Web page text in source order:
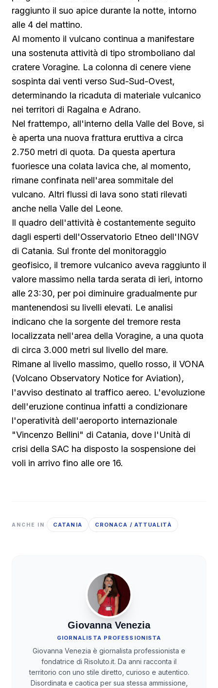
raggiunto il suo apice durante la notte, intorno
alle 4 del mattino.
Al momento il vulcano continua a manifestare
una sostenuta attività di tipo stromboliano dal
cratere Voragine. La colonna di cenere viene
sospinta dai venti verso Sud-Sud-Ovest,
determinando la ricaduta di materiale vulcanico
nei territori di Ragalna e Adrano.
Nel frattempo, all'interno della Valle del Bove, si
è aperta una nuova frattura eruttiva a circa
2.750 metri di quota. Da questa apertura
fuoriesce una colata lavica che, al momento,
rimane confinata nell'area sommitale del
vulcano. Altri flussi di lava sono stati rilevati
anche nella Valle del Leone.
Il quadro dell'attività è costantemente seguito
dagli esperti dell'Osservatorio Etneo dell'INGV
di Catania. Sul fronte del monitoraggio
geofisico, il tremore vulcanico aveva raggiunto il
valore massimo nella tarda serata di ieri, intorno
alle 23:30, per poi diminuire gradualmente pur
mantenendosi su livelli elevati. Le analisi
indicano che la sorgente del tremore resta
localizzata nell'area della Voragine, a una quota
di circa 3.000 metri sul livello del mare.
Rimane al livello massimo, quello rosso, il VONA
(Volcano Observatory Notice for Aviation),
l'avviso destinato al traffico aereo. L'evoluzione
dell'eruzione continua infatti a condizionare
l'operatività dell'aeroporto internazionale
"Vincenzo Bellini" di Catania, dove l'Unità di
crisi della SAC ha disposto la sospensione dei
voli in arrivo fino alle ore 16.
ANCHE IN CATANIA CRONACA / ATTUALITÀ
Giovanna Venezia
GIORNALISTA PROFESSIONISTA
Giovanna Venezia è giornalista professionista e
fondatrice di Risoluto.it. Da anni racconta il
territorio con uno stile diretto, curioso e autentico.
Disordinata e caotica per sua stessa ammissione,